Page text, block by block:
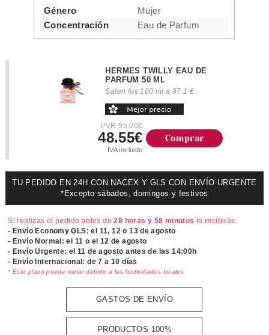
Género
Mujer
Concentración
Eau de Parfum
HERMES TWILLY EAU DE
PARFUM 50 ML
Salen los 100 ml a 97.1 €
PVR 95.00€
48.55€
IVA incluido
Comprar
TU PEDIDO EN 24H CON NACEX Y GLS CON ENVÍO URGENTE
*Excepto sábados, domingos y festivos
Si realizas el pedido antes de28 horas y 58 minutos lo recibirás:
- Envío Economy GLS: el 11, 12 o 13 de agosto
- Envío Normal: el 11 o el 12 de agosto
- Envío Urgente: el11 de agosto antes de las 14:00h
- Envío Internacional: de 7 a 10 días
* Este plazo puede variar debido a las festividades locales
GASTOS DE ENVÍO
PRODUCTOS 100%